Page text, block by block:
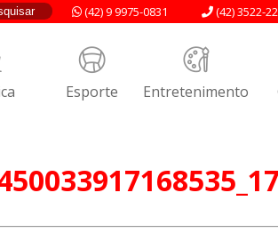
(42) 3522-
(42) 9 9975-0831
Esporte Entretenimento